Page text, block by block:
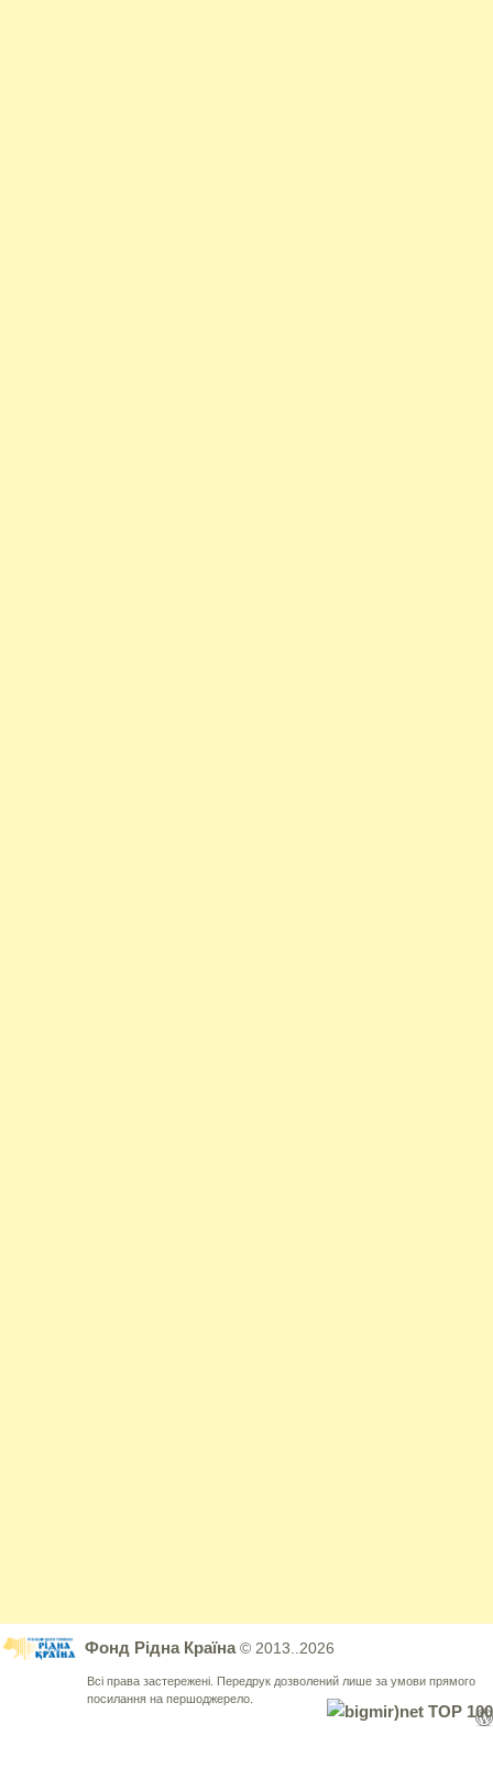
Фонд Рідна Країна© 2013..2026
Всі права застережені. Передрук дозволений лише за умови прямого
посилання на першоджерело.